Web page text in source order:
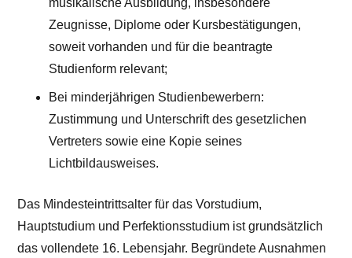
musikalische Ausbildung, insbesondere
Zeugnisse, Diplome oder Kursbestätigungen,
soweit vorhanden und für die beantragte
Studienform relevant;
Bei minderjährigen Studienbewerbern:
Zustimmung und Unterschrift des gesetzlichen
Vertreters sowie eine Kopie seines
Lichtbildausweises.
Das Mindesteintrittsalter für das Vorstudium,
Hauptstudium und Perfektionsstudium ist grundsätzlich
das vollendete 16. Lebensjahr. Begründete Ausnahmen